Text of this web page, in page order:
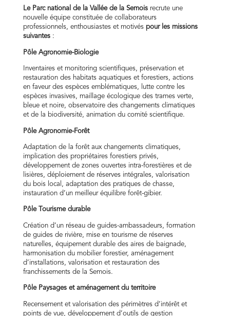
Le Parc national de la Vallée de la Semois recrute une
nouvelle équipe constituée de collaborateurs
professionnels, enthousiastes et motivés pour les missions
suivantes :
Pôle Agronomie-Biologie
Inventaires et monitoring scientifiques, préservation et
restauration des habitats aquatiques et forestiers, actions
en faveur des espèces emblématiques, lutte contre les
espèces invasives, maillage écologique des trames verte,
bleue et noire, observatoire des changements climatiques
et de la biodiversité, animation du comité scientifique.
Pôle Agronomie-Forêt
Adaptation de la forêt aux changements climatiques,
implication des propriétaires forestiers privés,
développement de zones ouvertes intra-forestières et de
lisières, déploiement de réserves intégrales, valorisation
du bois local, adaptation des pratiques de chasse,
instauration d’un meilleur équilibre forêt-gibier.
Pôle Tourisme durable
Création d’un réseau de guides-ambassadeurs, formation
de guides de rivière, mise en tourisme de réserves
naturelles, équipement durable des aires de baignade,
harmonisation du mobilier forestier, aménagement
d’installations, valorisation et restauration des
franchissements de la Semois.
Pôle Paysages et aménagement du territoire
Recensement et valorisation des périmètres d’intérêt et
points de vue, développement d’outils de gestion